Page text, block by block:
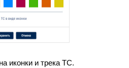
иконки и трека ТС.